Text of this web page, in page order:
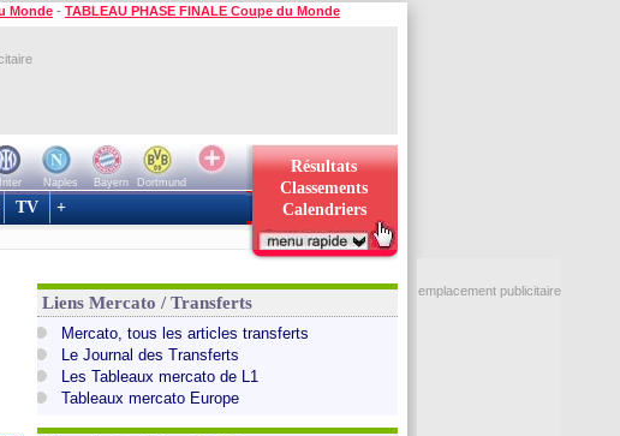
Monde - TABLEAU PHASE FINALE Coupe du Monde
Naples Bayern
Dortmund
Résultats
Classements
Calendriers
TV +
Liens Mercato / Transferts
Mercato, tous les articles transferts
Le Journal des Transferts
Les Tableaux mercato de L1
Tableaux mercato Europe
emplacement publicitaire